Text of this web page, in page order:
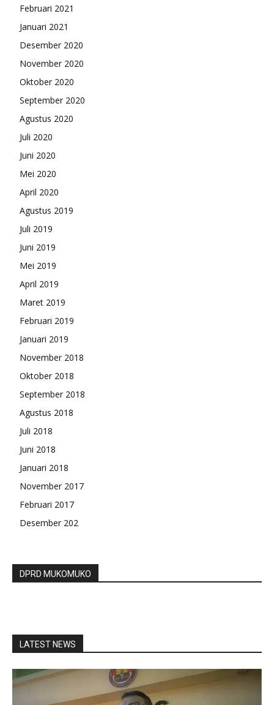
Februari 2021
Januari 2021
Desember 2020
November 2020
Oktober 2020
September 2020
Agustus 2020
Juli 2020
Juni 2020
Mei 2020
April 2020
Agustus 2019
Juli 2019
Juni 2019
Mei 2019
April 2019
Maret 2019
Februari 2019
Januari 2019
November 2018
Oktober 2018
September 2018
Agustus 2018
Juli 2018
Juni 2018
Januari 2018
November 2017
Februari 2017
Desember 202
DPRD MUKOMUKO
LATEST NEWS